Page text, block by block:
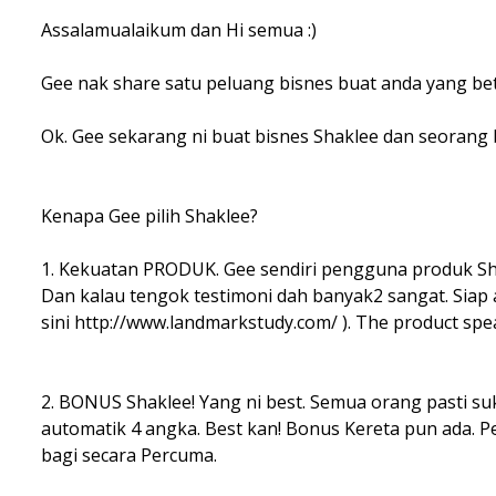
Assalamualaikum dan Hi semua :)
Gee nak share satu peluang bisnes buat anda yang
Ok. Gee sekarang ni buat bisnes Shaklee dan seorang
Kenapa Gee pilih Shaklee?
1. Kekuatan PRODUK. Gee sendiri pengguna produk
Dan kalau tengok testimoni dah banyak2 sangat.
sini http://www.landmarkstudy.com/ ). The product
2. BONUS Shaklee! Yang ni best. Semua orang pasti
automatik 4 angka. Best kan! Bonus Kereta pun ada.
bagi secara Percuma.